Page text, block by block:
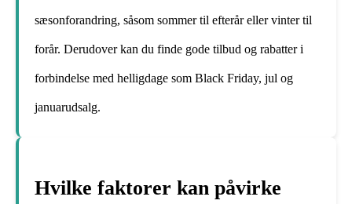
sæsonforandring, såsom sommer til efterår eller vinter til
forår. Derudover kan du finde gode tilbud og rabatter i
forbindelse med helligdage som Black Friday, jul og
januarudsalg.
Hvilke faktorer kan påvirke